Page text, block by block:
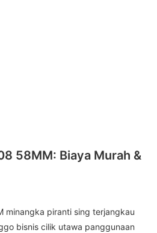
58MM: Biaya Murah &
minangka piranti sing terjangkau
bisnis cilik utawa panggunaan